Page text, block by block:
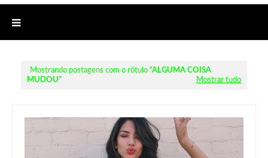
Mostrando postagens com o rótulo ALGUMA COISA
MUDOU
Mostrar tudo